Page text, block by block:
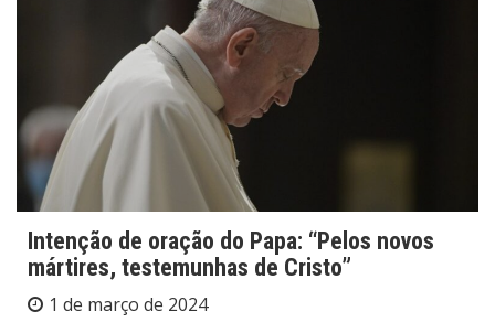
Intenção de oração do Papa: “Pelos novos
mártires, testemunhas de Cristo”
1 de março de 2024